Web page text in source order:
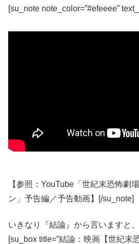
[su_note note_color=”#efeeee”
【参照：YouTube「世紀末恐怖劇
ン」予告編／予告動画】[/su_note]
いきなり『結論』から言いますと、
[su_box title=”結論：映画【世紀末